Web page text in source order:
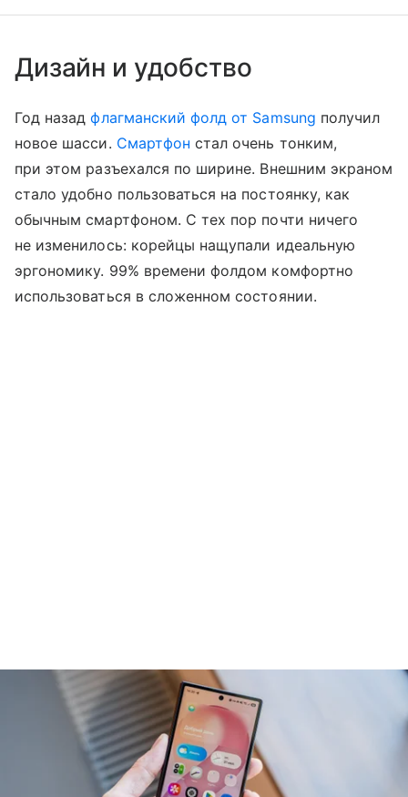
Дизайн и удобство
Год назадфлагманский фолд от Samsung получил
новое шасси. Смартфон стал очень тонким,
при этом разъехался по ширине. Внешним экраном
стало удобно пользоваться на постоянку, как
обычным смартфоном. С тех пор почти ничего
не изменилось: корейцы нащупали идеальную
эргономику. 99% времени фолдом комфортно
использоваться в сложенном состоянии.